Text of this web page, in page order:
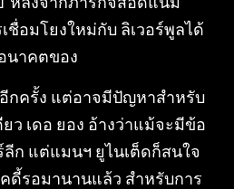
อมโยงใหม่กับ ลิเวอร์พูลได้
นาคตของ
กครั้ง แต่อาจมีปัญหาสําหรับ
ว เดอ ยอง อ้างว่าแม้จะมีข้อ
ลีก แต่แมนฯ ยูไนเต็ดก็สนใจ
ดี้รอมานานแล้ว สําหรับการ